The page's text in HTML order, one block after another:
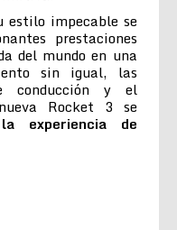
estilo impecable se
prestaciones
del mundo en una
sin igual, las
conducción y el
Rocket 3 se
experiencia de